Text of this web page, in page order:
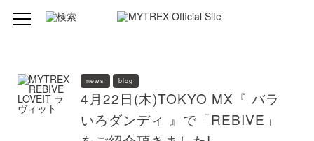
news blog
4月22日(木)TOKYO MX『 バラ
いろダンディ 』で「REBIVE」